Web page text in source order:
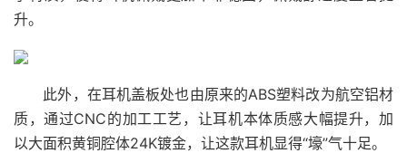
升。
此外，在耳机盖板处也由原来的ABS塑料改为航空铝材
质，通过CNC的加工工艺，让耳机本体质感大幅提升，加
以大面积黄铜腔体24K镀金，让这款耳机显得“壕”气十足。